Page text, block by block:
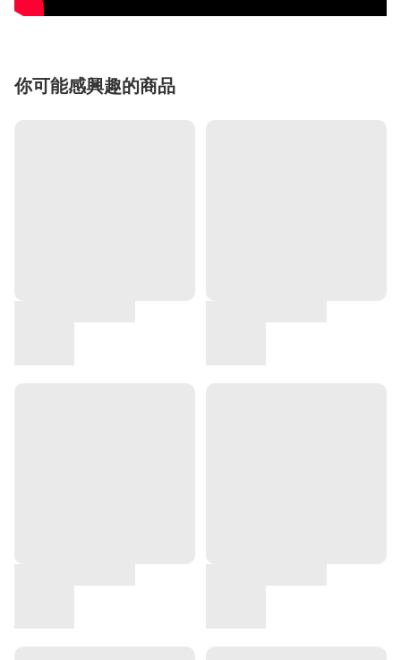
你可能感興趣的商品